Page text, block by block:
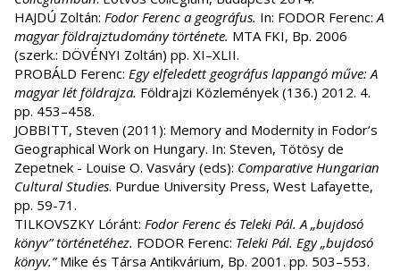
HAJDÚ Zoltán: Fodor Ferenc a geográfus. In: FODOR Ferenc:A
magyar földrajztudomány története. MTA FKI, Bp. 2006
(szerk.: DÖVÉNYI Zoltán) pp. XI–XLII.
PROBÁLD Ferenc: Egy elfeledett geográfus lappangó műve: A
magyar lét földrajza. Földrajzi Közlemények (136.) 2012. 4.
pp. 453–458.
JOBBITT, Steven (2011): Memory and Modernity in Fodor’s
Geographical Work on Hungary. In: Steven, Tötösy de
Zepetnek - Louise O. Vasváry (eds): Comparative Hungarian
Cultural Studies. Purdue University Press, West Lafayette,
pp. 59-71.
TILKOVSZKY Lóránt: Fodor Ferenc és Teleki Pál. A „bujdosó
könyv” történetéhez. FODOR Ferenc: Teleki Pál. Egy „bujdosó
könyv.”Mike és Társa Antikvárium, Bp. 2001. pp. 503–553.